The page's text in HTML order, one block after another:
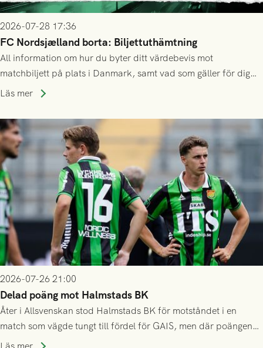
2026-07-28 17:36
FC Nordsjælland borta: Biljettuthämtning
All information om hur du byter ditt värdebevis mot
matchbiljett på plats i Danmark, samt vad som gäller för dig
som står på reservlista eller fått förhinder.
Läs mer
2026-07-26 21:00
Delad poäng mot Halmstads BK
Åter i Allsvenskan stod Halmstads BK för motståndet i en
match som vägde tungt till fördel för GAIS, men där poängen
delades efter dramatik på tilläggstid.